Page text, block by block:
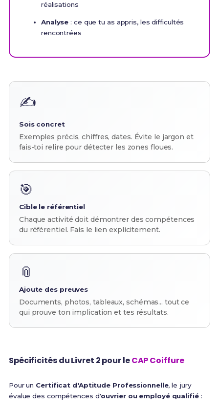
réalisations
Analyse : ce que tu as appris, les difficultés
rencontrées
✍️
Sois concret
Exemples précis, chiffres, dates. Évite le jargon et
fais-toi relire pour détecter les zones floues.
🎯
Cible le référentiel
Chaque activité doit démontrer des compétences
du référentiel. Fais le lien explicitement.
📎
Ajoute des preuves
Documents, photos, tableaux, schémas... tout ce
qui prouve ton implication et tes résultats.
Spécificités du Livret 2 pour leCAP Coiffure
Pour un Certificat d'Aptitude Professionnelle, le jury
évalue des compétences d'ouvrier ou employé qualifié: